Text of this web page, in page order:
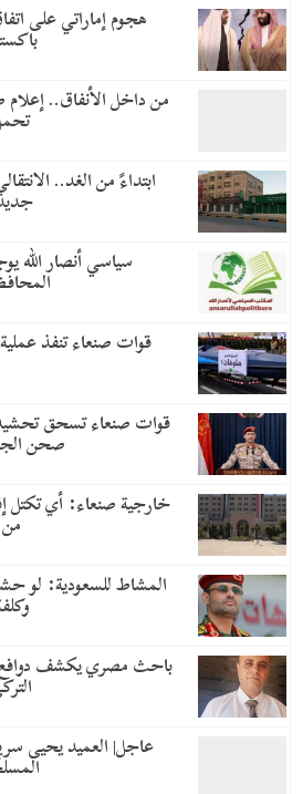
هجوم إماراتي على
من داخل الأنفاق..
​ابتداءً من الغد..
سياسي أنصار الله
قوات صنعاء تنفذ
قوات صنعاء تسحق
صحن
خارجية صنعاء: أي تكتل
المشاط للسعودية: لو
باحث مصري يكشف دوافع
عاجل| العميد يحيى